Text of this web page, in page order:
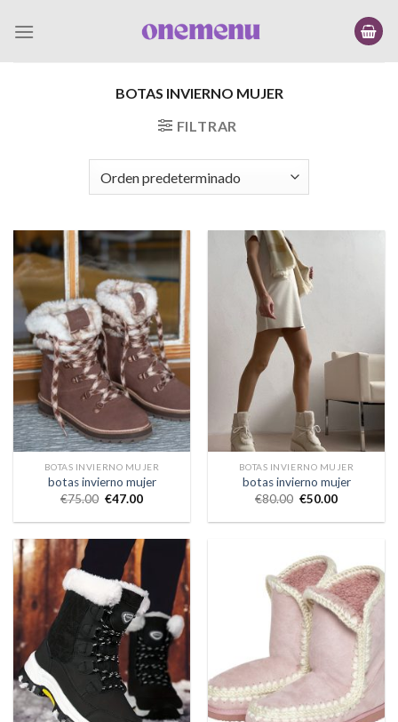
BOTAS INVIERNO MUJER
FILTRAR
BOTAS INVIERNO MUJER
botas invierno mujer
€75.00 €47.00
BOTAS INVIERNO MUJER
botas invierno mujer
€80.00 €50.00